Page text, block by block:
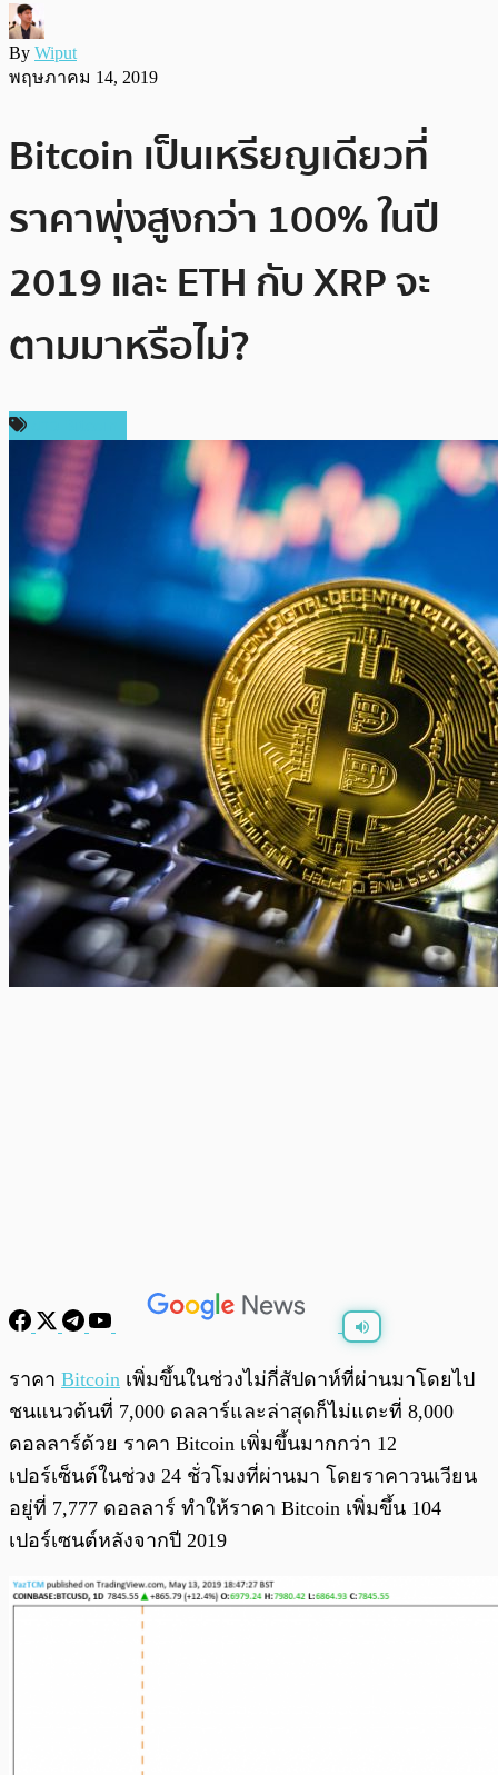
By Wiput
พฤษภาคม 14, 2019
Bitcoin เป็นเหรียญเดียวที่
ราคาพุ่งสูงกว่า 100% ในปี
2019 และ ETH กับ XRP จะ
ตามมาหรือไม่?
/0:00
ราคา Bitcoin เพิ่มขึ้นในช่วงไม่กี่สัปดาห์ที่ผ่านมาโดยไป
ชนแนวต้นที่ 7,000 ดลลาร์และล่าสุดก็ไม่แตะที่ 8,000
ดอลลาร์ด้วย ราคา Bitcoin เพิ่มขึ้นมากกว่า 12
เปอร์เซ็นต์ในช่วง 24 ชั่วโมงที่ผ่านมา โดยราคาวนเวียน
อยู่ที่ 7,777 ดอลลาร์ ทำให้ราคา Bitcoin เพิ่มขึ้น 104
เปอร์เซนต์หลังจากปี 2019